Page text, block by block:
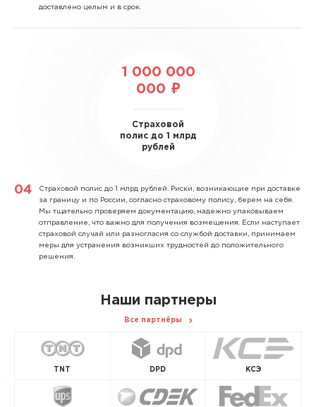
доставлено целым и в срок.
1 000 000
000 ₽
Страховой
полис до 1 млрд
рублей
Страховой полис до 1 млрд рублей. Риски, возникающие при доставке
за границу и по России, согласно страховому полису, берем на себя.
Мы тщательно проверяем документацию, надежно упаковываем
отправление, что важно для получения возмещения. Если наступает
страховой случай или разногласия со службой доставки, принимаем
меры для устранения возникших трудностей до положительного
решения.
Наши партнеры
Все партнёры
TNT DPD КСЭ